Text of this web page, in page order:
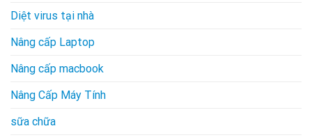
Diệt virus tại nhà
Nâng cấp Laptop
Nâng cấp macbook
Nâng Cấp Máy Tính
sữa chữa